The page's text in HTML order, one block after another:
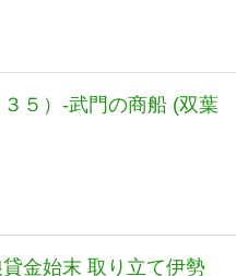
５）-武門の商船 (双葉
金始末 取り立て伊勢